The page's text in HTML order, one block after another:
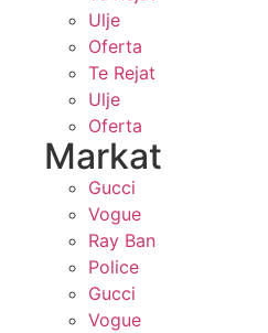
Ulje
Oferta
Te Rejat
Ulje
Oferta
Markat
Gucci
Vogue
Ray Ban
Police
Gucci
Vogue